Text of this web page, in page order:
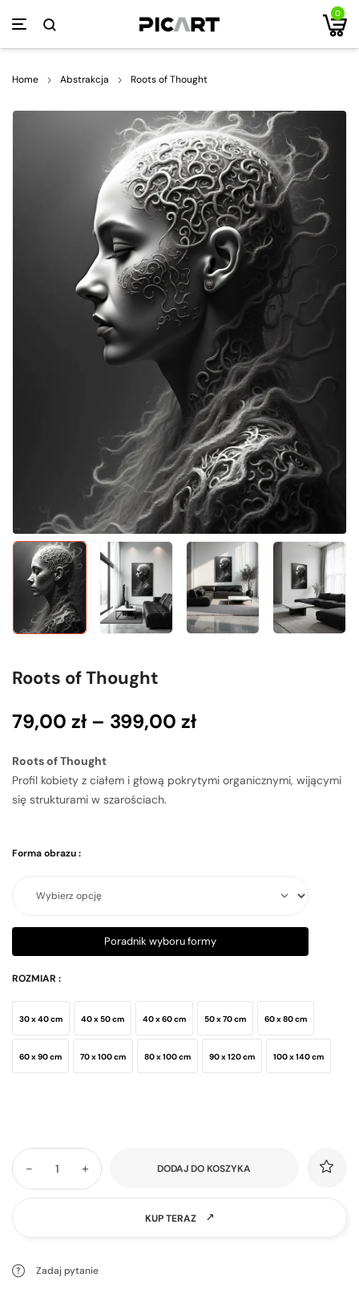
0
Home Abstrakcja Roots of Thought
Roots of Thought
79,00 zł – 399,00 zł
Roots of Thought
Profil kobiety z ciałem i głową pokrytymi organicznymi, wijącymi
się strukturami w szarościach.
Forma obrazu:
Poradnik wyboru formy
ROZMIAR :
30 x 40 cm 40 x 50 cm 40 x 60 cm 50 x 70 cm 60 x 80 cm
60 x 90 cm 70 x 100 cm 80 x 100 cm 90 x 120 cm 100 x 140 cm
- + DODAJ DO KOSZYKA
KUP TERAZ
Zadaj pytanie